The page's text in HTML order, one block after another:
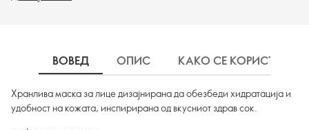
ВОВЕД ОПИС КАКО СЕ КОРИСТИ
Хранлива маска за лице дизајнирана да обезбеди хидратација и
удобност на кожата, инспирирана од вкусниот здрав сок.